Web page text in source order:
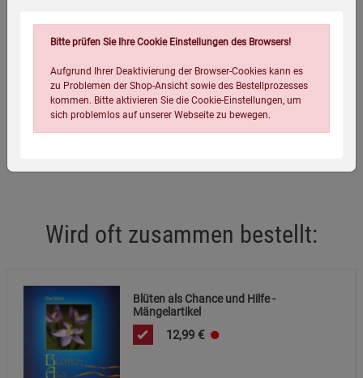
Eigenschaften
Verlag / Herausgeber:
Karten-Set mit Buch, Gebunden, Softcover, 120 Seiten
Verpackungsgewicht:
Wird oft zusammen bestellt:
Blüten als Chance und Hilfe -
Mängelartikel
12,99 €
Bitte prüfen Sie Ihre Cookie Einstellungen des Browsers!
Aufgrund Ihrer Deaktivierung der Browser-Cookies kann es
zu Problemen der Shop-Ansicht sowie des Bestellprozesses
kommen. Bitte aktivieren Sie die Cookie-Einstellungen, um
sich problemlos auf unserer Webseite zu bewegen.
Zurück Einstellungen speichern für die Gruppe
Einwilligung nicht erteilen
Notwendige Cookies (5)